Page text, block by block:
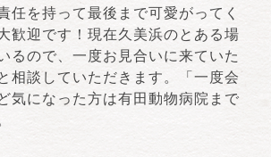
任を持って最後まで可愛がってく
歓迎です！現在久美浜のとある場
るので、一度お見合いに来ていた
相談していただきます。「一度会
気になった方は有田動物病院まで